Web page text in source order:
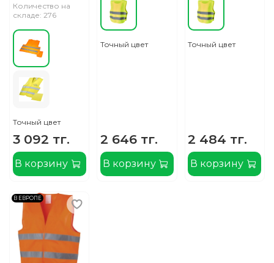
Количество на
складе: 276
Точный цвет
3 092 тг.
В корзину
Точный цвет
2 646 тг.
В корзину
Точный цвет
2 484 тг.
В корзину
В ЕВРОПЕ